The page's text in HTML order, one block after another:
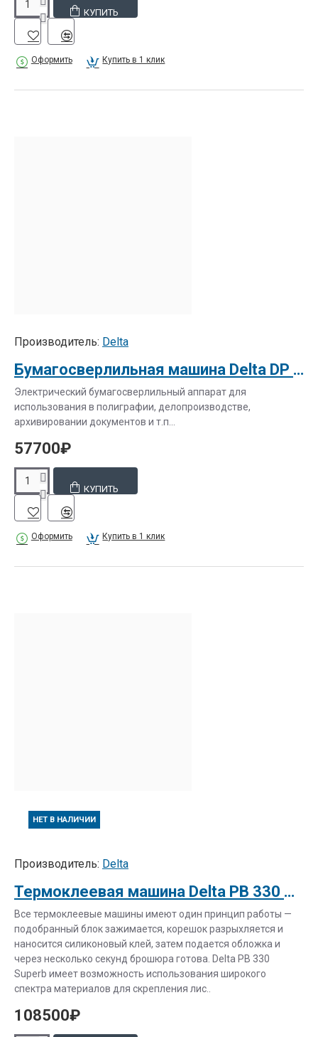
КУПИТЬ
Оформить Купить в 1 клик
Производитель: Delta
Бумагосверлильная машина Delta DP 205
Электрический бумагосверлильный аппарат для
использования в полиграфии, делопроизводстве,
архивировании документов и т.п...
57700₽
КУПИТЬ
Оформить Купить в 1 клик
НЕТ В НАЛИЧИИ
Производитель: Delta
Термоклеевая машина Delta PB 330 Superb (стол с регулировками)
Все термоклеевые машины имеют один принцип работы —
подобранный блок зажимается, корешок разрыхляется и
наносится силиконовый клей, затем подается обложка и
через несколько секунд брошюра готова. Delta PB 330
Superb имеет возможность использования широкого
спектра материалов для скрепления лис..
108500₽